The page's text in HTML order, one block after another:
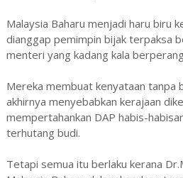
Malaysia Baharu menjadi haru biru
dianggap pemimpin bijak terpaksa
menteri yang kadang kala
Mereka membuat kenyataan tanpa
akhirnya menyebabkan kerajaan
mempertahankan DAP habis-
terhutang budi.
Tetapi semua itu berlaku kerana